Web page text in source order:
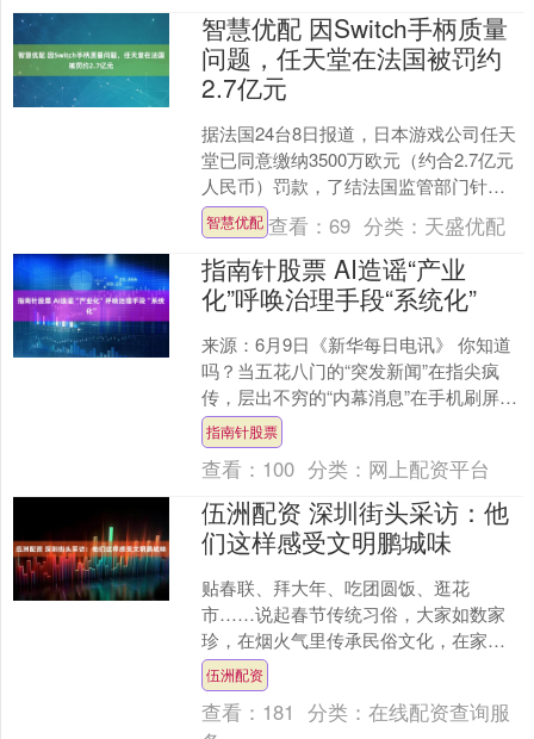
智慧优配 因Switch手柄质量
问题，任天堂在法国被罚约
2.7亿元
据法国24台8日报道，日本游戏公司任天
堂已同意缴纳3500万欧元（约合2.7亿元
人民币）罚款，了结法国监管部门针对
其Switch手柄缺陷问题的调查。 该案源
于2....
智慧优配 查看：69 分类： 天盛优配
指南针股票 AI造谣“产业
化”呼唤治理手段“系统化”
来源：6月9日《新华每日电讯》 你知道
吗？当五花八门的“突发新闻”在指尖疯
传，层出不穷的“内幕消息”在手机刷屏，
背后可能是一些别有企图的人用AI批量生
成谣言。随....
指南针股票
查看： 100 分类： 网上配资平台
伍洲配资 深圳街头采访：他
们这样感受文明鹏城味
贴春联、拜大年、吃团圆饭、逛花
市……说起春节传统习俗，大家如数家
珍，在烟火气里传承民俗文化，在家人
相伴中感受年味温情。 作为全国文明城
市，深圳的新春不仅有热闹团....
伍洲配资
查看： 181 分类：在线配资查询服